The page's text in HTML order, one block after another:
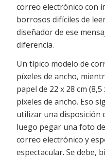
correo electrónico con
borrosos difíciles de
diseñador de ese
diferencia.
Un típico modelo de
píxeles de ancho,
papel de 22 x 28 cm
píxeles de ancho. Eso
utilizar una disposición
luego pegar una foto
correo electrónico y
espectacular. Se debe,